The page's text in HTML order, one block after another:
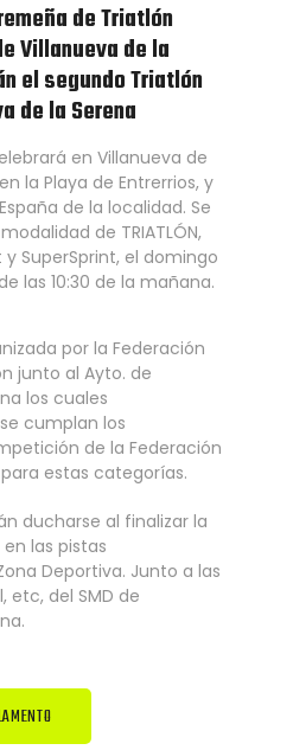
de Triatlón
Villanueva de la
el segundo Triatlón
de la Serena
en Villanueva de
la Playa de Entrerrios, y
de la localidad. Se
de TRIATLÓN,
SuperSprint, el domingo
las 10:30 de la mañana.
por la Federación
junto al Ayto. de
los cuales
cumplan los
de la Federación
estas categorías.
ducharse al finalizar la
las pistas
Deportiva. Junto a las
etc, del SMD de